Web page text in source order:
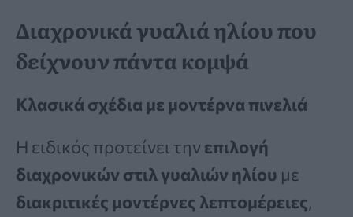
Διαχρονικά γυαλιά ηλίου που
δείχνουν πάντα κομψά
Κλασικά σχέδια με μοντέρνα πινελιά
Η ειδικός προτείνει την επιλογή
διαχρονικών στιλ γυαλιών ηλίου με
διακριτικές μοντέρνες λεπτομέρειες,